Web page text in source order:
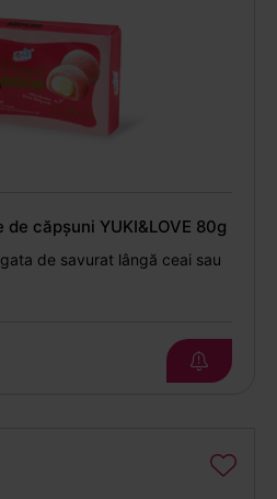
căpșuni YUKI&LOVE 80g
de savurat lângă ceai sau